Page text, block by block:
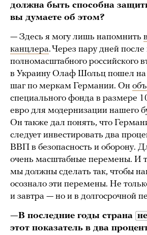
должна быть способна
вы думаете об этом?
— Здесь я могу лишь напомнить
канцлера. Через пару дней после
полномасштабного российского
в Украину Олаф Шольц пошел на
шаг по меркам Германии. Он
специального фонда в размере
евро для модернизации нашего
Он также дал понять, что
следует инвестировать два
ВВП в безопасность и оборону.
очень масштабные перемены. И
мы должны сделать так, чтобы
осознало эти перемены. Не
и завтра — но и в долгосрочной
—В последние годы страна
этот показатель в два